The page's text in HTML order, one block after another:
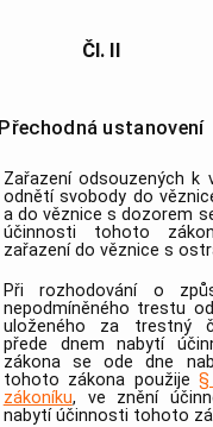
Čl. II
Přechodná ustanovení
Zařazení odsouzených k
odnětí svobody do
a do věznice s dozorem
účinnosti tohoto
zařazení do věznice s
Při rozhodování o
nepodmíněného trestu
uloženého za trestný
přede dnem nabytí
zákona se ode dne
tohoto zákona použije§
zákoníku, ve znění
nabytí účinnosti tohoto